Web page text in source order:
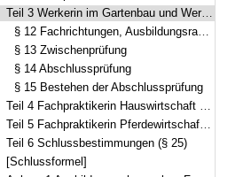
Bereich erweitern
Bereich reduzieren
Teil 3 Werkerin im Gartenbau und Werker im Gartenbau (§§ 12–15)
§ 12 Fachrichtungen, Ausbildungsrahmenplan, Ausbildungsberufsbild
§ 13 Zwischenprüfung
§ 14 Abschlussprüfung
§ 15 Bestehen der Abschlussprüfung
Bereich erweitern
Teil 4 Fachpraktikerin Hauswirtschaft und Fachpraktiker Hauswirtschaft (§§ 16–20)
Bereich erweitern
Teil 5 Fachpraktikerin Pferdewirtschaft und Fachpraktiker Pferdewirtschaft (§§ 21–24)
Bereich erweitern
Teil 6 Schlussbestimmungen (§ 25)
[Schlussformel]